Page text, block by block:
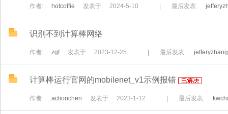
作者: hotcoffie 发表于 2024-5-10 最后发表:
识别不到计算棒网络
作者: zgf 发表于 2023-12-25 最后发表: jefferyzhang
计算棒运行官网的mobilenet_v1示例报错
作者: actionchen 发表于 2023-1-12 最后发表: